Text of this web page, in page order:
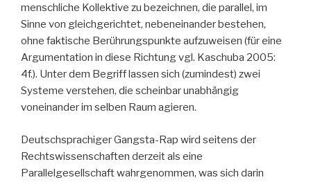
menschliche Kollektive zu bezeichnen, die parallel, im
Sinne von gleichgerichtet, nebeneinander bestehen,
ohne faktische Berührungspunkte aufzuweisen (für eine
Argumentation in diese Richtung vgl. Kaschuba 2005:
4f.). Unter dem Begriff lassen sich (zumindest) zwei
Systeme verstehen, die scheinbar unabhängig
voneinander im selben Raum agieren.
Deutschsprachiger Gangsta-Rap wird seitens der
Rechtswissenschaften derzeit als eine
Parallelgesellschaft wahrgenommen, was sich darin